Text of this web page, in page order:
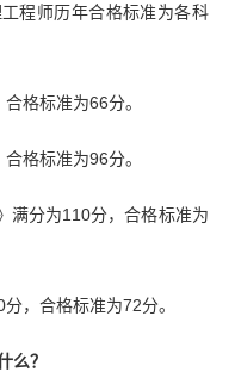
程师历年合格标准为各科
格标准为66分。
格标准为96分。
满分为110分，合格标准为
，合格标准为72分。
么？